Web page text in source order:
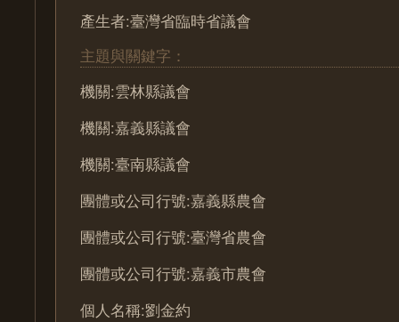
產生者:臺灣省臨時省議會
主題與關鍵字：
機關:雲林縣議會
機關:嘉義縣議會
機關:臺南縣議會
團體或公司行號:嘉義縣農會
團體或公司行號:臺灣省農會
團體或公司行號:嘉義市農會
個人名稱:劉金約